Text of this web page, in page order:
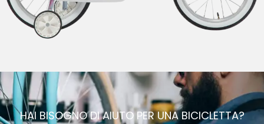
HAI BISOGNO DI AIUTO PER UNA BICICLETTA?